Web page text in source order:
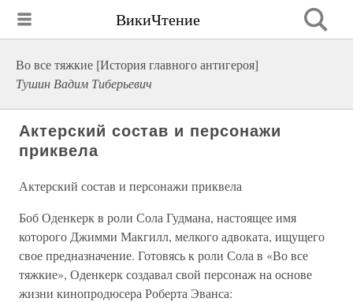
ВикиЧтение
Во все тяжкие [История главного антигероя]
Тушин Вадим Тиберьевич
Актерский состав и персонажи
приквела
Актерский состав и персонажи приквела
Боб Оденкерк в роли Сола Гудмана, настоящее имя
которого Джимми Макгилл, мелкого адвоката, ищущего
свое предназначение. Готовясь к роли Сола в «Во все
тяжкие», Оденкерк создавал свой персонаж на основе
жизни кинопродюсера Роберта Эванса: